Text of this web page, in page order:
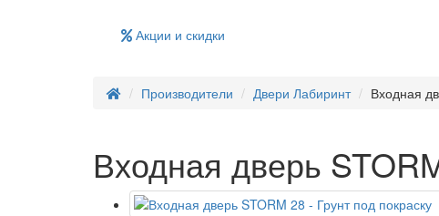
Акции и скидки
Производители Двери Лабиринт Входная
Входная дверь